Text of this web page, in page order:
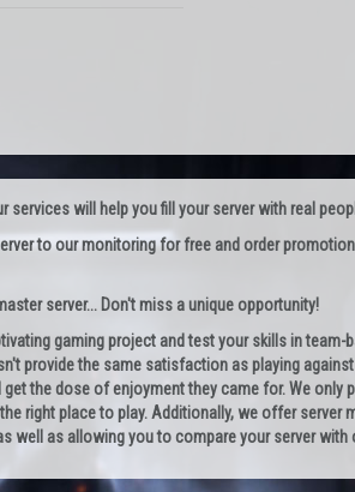
services will help you fill your server with real
to our monitoring for free and order
server... Don't miss a unique opportunity!
gaming project and test your skills in team-
provide the same satisfaction as playing
the dose of enjoyment they came for. We only
right place to play. Additionally, we offer server
well as allowing you to compare your server